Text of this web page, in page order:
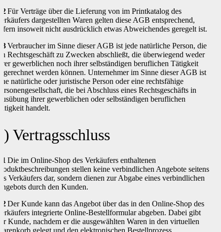
Für Verträge über die Lieferung von im Printkatalog des
dargestellten Waren gelten diese AGB entsprechend,
insoweit nicht ausdrücklich etwas Abweichendes geregelt ist.
Verbraucher im Sinne dieser AGB ist jede natürliche Person, die
Rechtsgeschäft zu Zwecken abschließt, die überwiegend weder
gewerblichen noch ihrer selbständigen beruflichen Tätigkeit
werden können. Unternehmer im Sinne dieser AGB ist
natürliche oder juristische Person oder eine rechtsfähige
die bei Abschluss eines Rechtsgeschäfts in
ihrer gewerblichen oder selbständigen beruflichen
handelt.
Vertragsschluss
Die im Online-Shop des Verkäufers enthaltenen
stellen keine verbindlichen Angebote seitens
Verkäufers dar, sondern dienen zur Abgabe eines verbindlichen
durch den Kunden.
Der Kunde kann das Angebot über das in den Online-Shop des
integrierte Online-Bestellformular abgeben. Dabei gibt
Kunde, nachdem er die ausgewählten Waren in den virtuellen